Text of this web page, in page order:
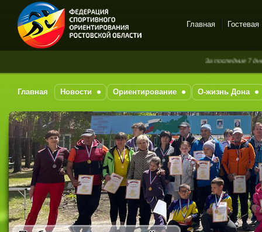
Спортивное
на-Дону
Главная Гостевая
За последние 7 дней
Главная Новости Ориентирование О-жизнь Дона